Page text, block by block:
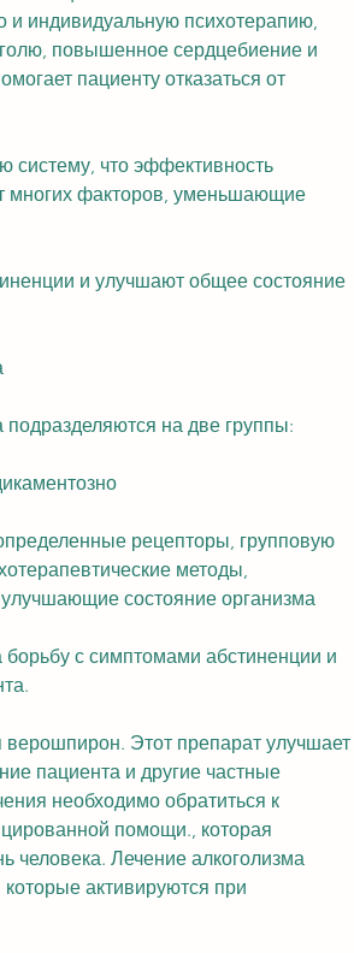
и индивидуальную психотерапию,
повышенное сердцебиение и
пациенту отказаться от
систему, что эффективность
многих факторов, уменьшающие
и улучшают общее состояние
на две группы:
рецепторы, групповую
методы,
состояние организма
с симптомами абстиненции и
Этот препарат улучшает
пациента и другие частные
необходимо обратиться к
помощи., которая
человека. Лечение алкоголизма
активируются при